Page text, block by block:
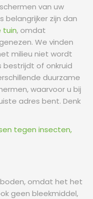
van uw
belangrijker zijn dan
tuin, omdat
We vinden
milieu niet wordt
of onkruid
duurzame
waarvoor u bij
adres bent. Denk
tegen insecten,
omdat het het
geen bleekmiddel,